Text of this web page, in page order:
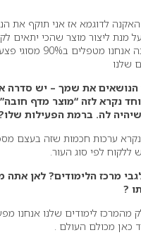
לדוגמא אז אני תוקף את
מנת ליצור מוצר שהכי יתאים
להגיע לתוצאה הכי טובה
שלנו
הנושאים את שמך – יש סדרה
נקרא לזה “מוצר מדף
לה. ברמת הפעילות
ערכות חכמות שזה בעצם
לפי סוג העור.
לגבי מרכז הלימודים? לאן אתה
?
מהמרכז לימודים שלנו אנחנו
כאן מכולם העולם .